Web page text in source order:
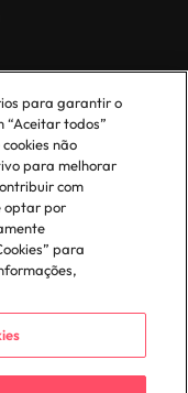
Reserved.
para garantir o
“Aceitar todos”
não
para melhorar
com
optar por
para